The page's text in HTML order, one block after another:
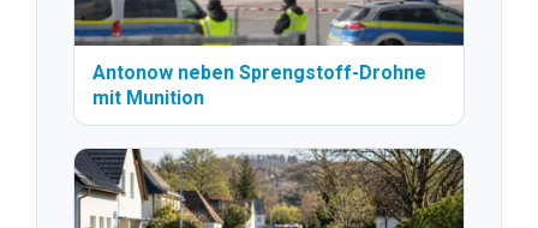
Antonow neben Sprengstoff-Drohne
mit Munition